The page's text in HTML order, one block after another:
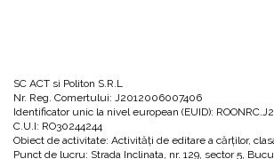
SC ACT si Politon S.R.L
Nr. Reg. Comertului: J2012006007406
Identificator unic la nivel european (EUID):
C.U.I: RO30244244
Obiect de activitate: Activităţi de editare a cărţilor,
Punct de lucru: Strada Inclinata, nr. 129, sector 5,